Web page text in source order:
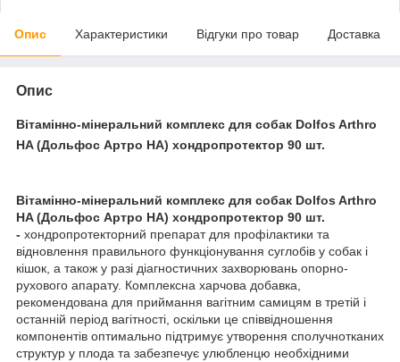
Опис Характеристики Відгуки про товар Доставка
Опис
Вітамінно-мінеральний комплекс для собак Dolfos Arthro
HA (Дольфос Артро НА) хондропротектор 90 шт.
Вітамінно-мінеральний комплекс для собак Dolfos Arthro
HA (Дольфос Артро НА) хондропротектор 90 шт.
- хондропротекторний препарат для профілактики та
відновлення правильного функціонування суглобів у собак і
кішок, а також у разі діагностичних захворювань опорно-
рухового апарату. Комплексна харчова добавка,
рекомендована для приймання вагітним самицям в третій і
останній період вагітності, оскільки це співвідношення
компонентів оптимально підтримує утворення сполучнотканих
структур у плода та забезпечує улюбленцю необхідними